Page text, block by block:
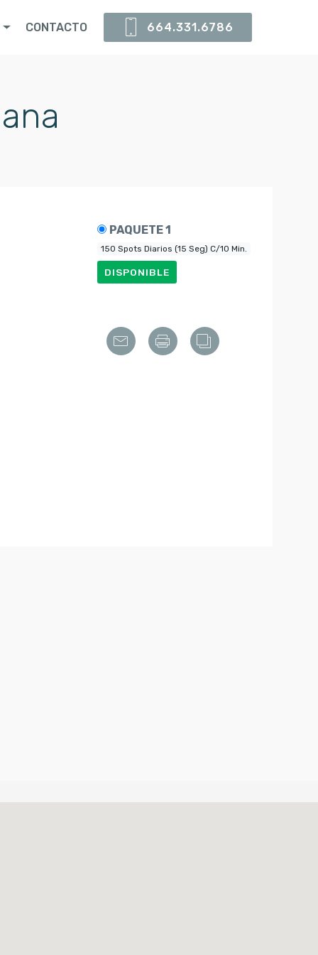
CONTACTO 664.331.6786
PAQUETE 1
150 Spots Diarios (15 Seg) C/10 Min.
DISPONIBLE